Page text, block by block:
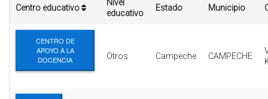
ESCUELA DE LA REPUBLICA
CONTRATA PUBLICIDAD
Centro educativo
Nivel
educativo
Estado Municipio
CENTRO DE
APOYO A LA
DOCENCIA
Otros Campeche CAMPECHE